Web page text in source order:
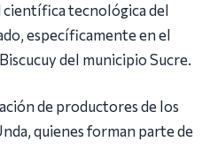
tecnológica del
específicamente en el
del municipio Sucre.
de productores de los
quienes forman parte de